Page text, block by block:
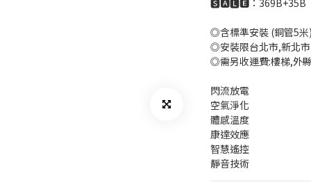
🆂🅰🅻🅴：369B+35B
◎含標準安裝 (銅管5米)
◎安裝限台北市,新北市
◎需另收運費:樓梯,外
閃流放電
空氣淨化
體感溫度
康達效應
智慧遙控
靜音技術